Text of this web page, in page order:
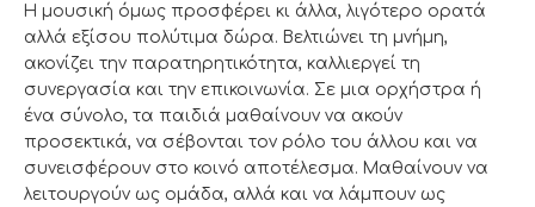
Η μουσική όμως προσφέρει κι άλλα, λιγότερο ορατά
αλλά εξίσου πολύτιμα δώρα. Βελτιώνει τη μνήμη,
ακονίζει την παρατηρητικότητα, καλλιεργεί τη
συνεργασία και την επικοινωνία. Σε μια ορχήστρα ή
ένα σύνολο, τα παιδιά μαθαίνουν να ακούν
προσεκτικά, να σέβονται τον ρόλο του άλλου και να
συνεισφέρουν στο κοινό αποτέλεσμα. Μαθαίνουν να
λειτουργούν ως ομάδα, αλλά και να λάμπουν ως